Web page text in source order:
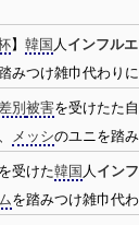
】 韓国 人 インフル
みつけ雑巾代わり
差別 被害を受けたた
、 メッシのユニを踏
を受けた韓国 人 イン
を踏みつけ雑巾代